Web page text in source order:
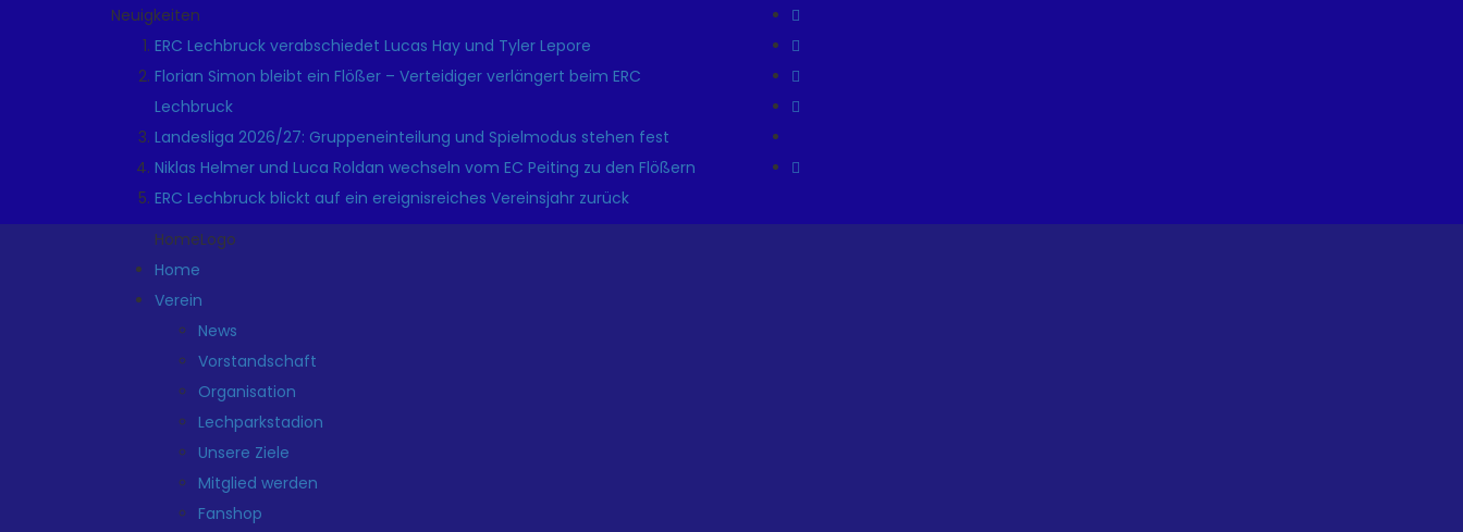
Neuigkeiten
ERC Lechbruck verabschiedet Lucas Hay und Tyler Lepore
Florian Simon bleibt ein Flößer – Verteidiger verlängert beim ERC
Lechbruck
Landesliga 2026/27: Gruppeneinteilung und Spielmodus stehen fest
Niklas Helmer und Luca Roldan wechseln vom EC Peiting zu den Flößern
ERC Lechbruck blickt auf ein ereignisreiches Vereinsjahr zurück
HomeLogo
Home
Verein
News
Vorstandschaft
Organisation
Lechparkstadion
Unsere Ziele
Mitglied werden
Fanshop